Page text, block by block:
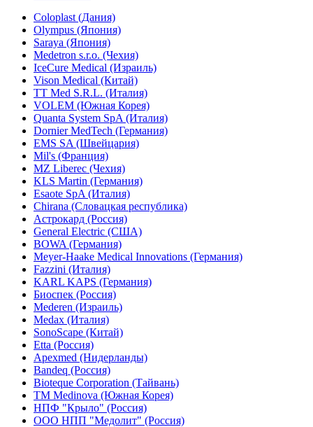
Coloplast (Дания)
Olympus (Япония)
Saraya (Япония)
Medetron s.r.o. (Чехия)
IceCure Medical (Израиль)
Vison Medical (Китай)
TT Med S.R.L. (Италия)
VOLEM (Южная Корея)
Quanta System SpA (Италия)
Dornier MedTech (Германия)
EMS SA (Швейцария)
Mil's (Франция)
MZ Liberec (Чехия)
KLS Martin (Германия)
Esaote SpA (Италия)
Chirana (Словацкая республика)
Астрокард (Россия)
General Electric (США)
BOWA (Германия)
Meyer-Haake Medical Innovations (Германия)
Fazzini (Италия)
KARL KAPS (Германия)
Биоспек (Россия)
Mederen (Израиль)
Medax (Италия)
SonoScape (Китай)
Etta (Россия)
Apexmed (Нидерланды)
Bandeq (Россия)
Bioteque Corporation (Тайвань)
TM Medinova (Южная Корея)
НПФ "Крыло" (Россия)
ООО НПП "Медолит" (Россия)